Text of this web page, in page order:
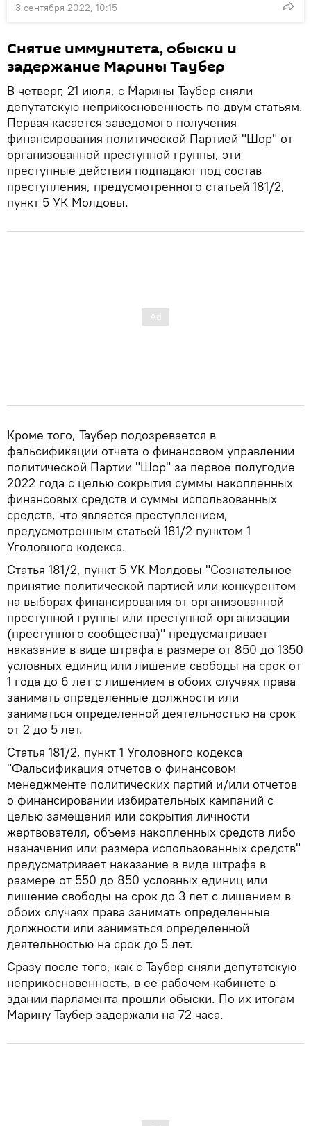
3 сентября 2022, 10:15
Снятие иммунитета, обыски и
задержание Марины Таубер
В четверг, 21 июля, с Марины Таубер сняли
депутатскую неприкосновенность по двум статьям.
Первая касается заведомого получения
финансирования политической Партией "Шор" от
организованной преступной группы, эти
преступные действия подпадают под состав
преступления, предусмотренного статьей 181/2,
пункт 5 УК Молдовы.
Кроме того, Таубер подозревается в
фальсификации отчета о финансовом управлении
политической Партии "Шор" за первое полугодие
2022 года с целью сокрытия суммы накопленных
финансовых средств и суммы использованных
средств, что является преступлением,
предусмотренным статьей 181/2 пунктом 1
Уголовного кодекса.
Статья 181/2, пункт 5 УК Молдовы "Сознательное
принятие политической партией или конкурентом
на выборах финансирования от организованной
преступной группы или преступной организации
(преступного сообщества)" предусматривает
наказание в виде штрафа в размере от 850 до 1350
условных единиц или лишение свободы на срок от
1 года до 6 лет с лишением в обоих случаях права
занимать определенные должности или
заниматься определенной деятельностью на срок
от 2 до 5 лет.
Статья 181/2, пункт 1 Уголовного кодекса
"Фальсификация отчетов о финансовом
менеджменте политических партий и/или отчетов
о финансировании избирательных кампаний с
целью замещения или сокрытия личности
жертвователя, объема накопленных средств либо
назначения или размера использованных средств"
предусматривает наказание в виде штрафа в
размере от 550 до 850 условных единиц или
лишение свободы на срок до 3 лет с лишением в
обоих случаях права занимать определенные
должности или заниматься определенной
деятельностью на срок до 5 лет.
Сразу после того, как с Таубер сняли депутатскую
неприкосновенность, в ее рабочем кабинете в
здании парламента прошли обыски. По их итогам
Марину Таубер задержали на 72 часа.